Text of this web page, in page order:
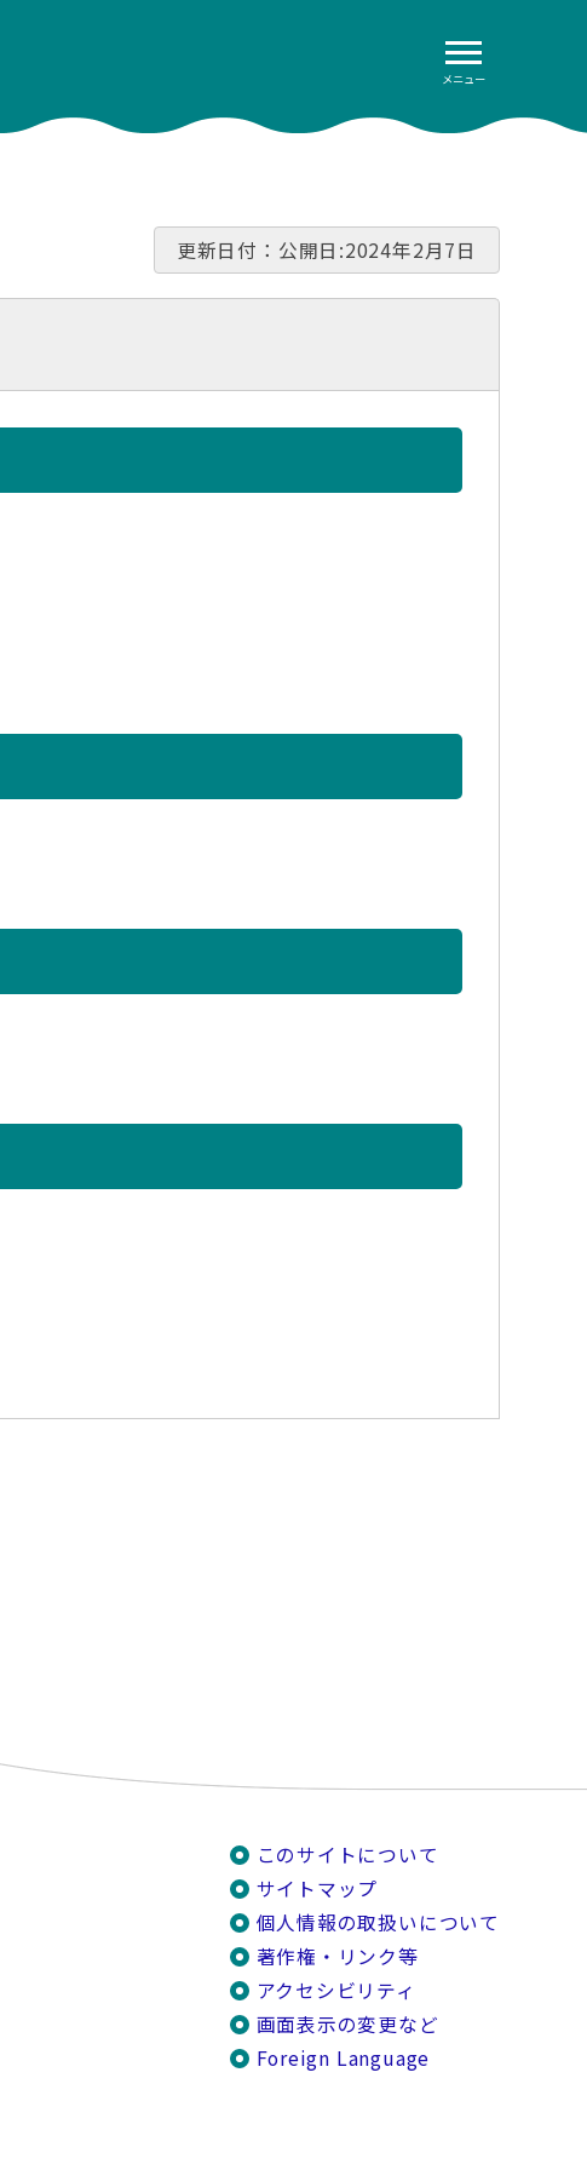
メニュー
更新日付：公開日:2024年2月7日
このサイトについて
サイトマップ
個人情報の取扱いについて
著作権・リンク等
アクセシビリティ
画面表示の変更など
Foreign Language